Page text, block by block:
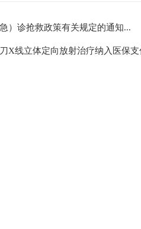
）诊抢救政策有关规定的通知...
X线立体定向放射治疗纳入医保